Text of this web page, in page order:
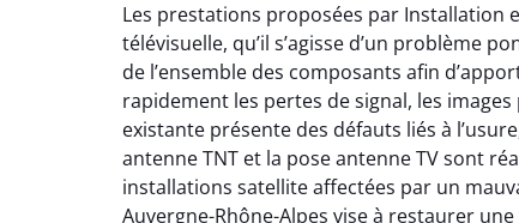
Les prestations proposées par Installation
télévisuelle, qu’il s’agisse d’un problème
de l’ensemble des composants afin
rapidement les pertes de signal, les
existante présente des défauts liés à
antenne TNT et la pose antenne TV sont
installations satellite affectées par un
Auvergne-Rhône-Alpes vise à restaurer